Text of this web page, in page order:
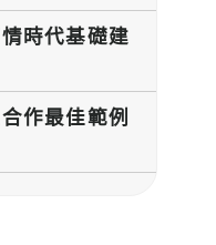
時代基礎建
作最佳範例